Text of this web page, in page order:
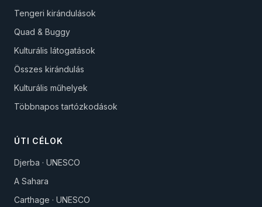
Tengeri kirándulások
Quad & Buggy
Kulturális látogatások
Összes kirándulás
Kulturális műhelyek
Többnapos tartózkodások
ÚTI CÉLOK
Djerba · UNESCO
A Sahara
Carthage · UNESCO